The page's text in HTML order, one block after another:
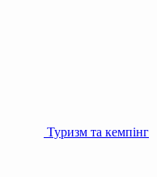
Туризм та кемпінг